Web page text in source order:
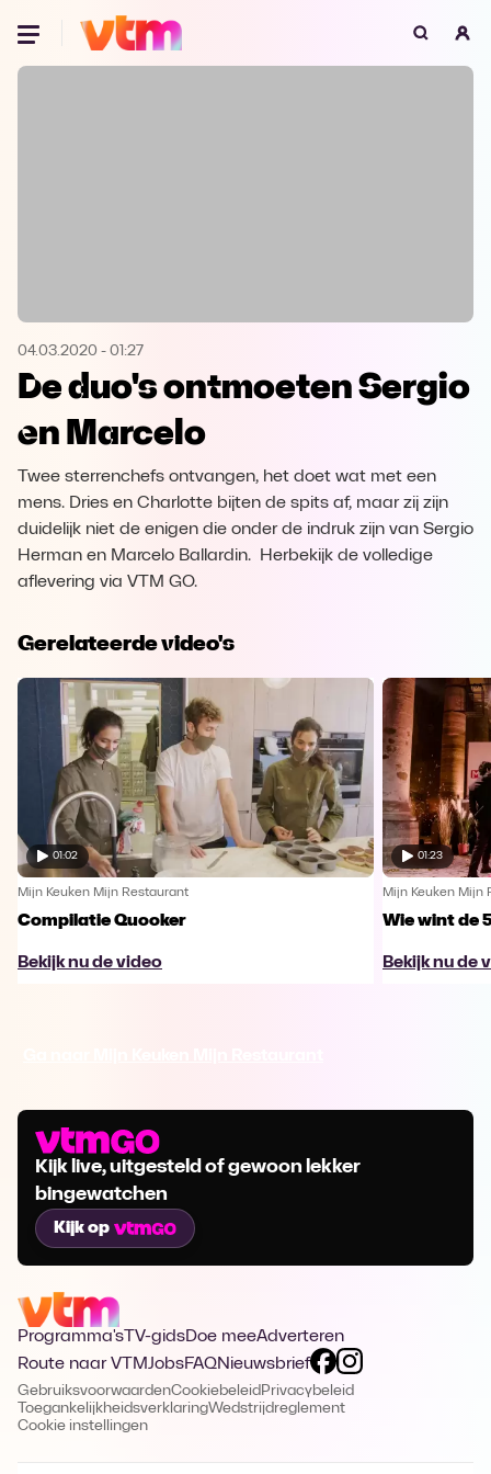
Oeps, browser niet ondersteund
Microsoft Edge Download
Opera
04.03.2020 - 01:27
De duo's ontmoeten Sergio
en Marcelo
Twee sterrenchefs ontvangen, het doet wat met een
mens. Dries en Charlotte bijten de spits af, maar zij zijn
duidelijk niet de enigen die onder de indruk zijn van Sergio
Herman en Marcelo Ballardin. Herbekijk de volledige
aflevering via VTM GO.
Gerelateerde video's
01:02
Mijn Keuken Mijn Restaurant
Compilatie Quooker
Bekijk nu de video
01:23
Mijn Keuken Mijn
Wie wint de
Bekijk nu de
Kijk live, uitgesteld of gewoon lekker
bingewatchen
Kijk op
Programma's TV-gidsDoe meeAdverteren
Route naar VTMJobsFAQNieuwsbrief
GebruiksvoorwaardenCookiebeleid Privacybeleid
ToegankelijkheidsverklaringWedstrijdreglement
Cookie instellingen